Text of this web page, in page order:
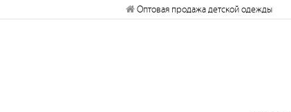
Разрешите сайту kogankids.ru
Оптовая продажа детской одежды